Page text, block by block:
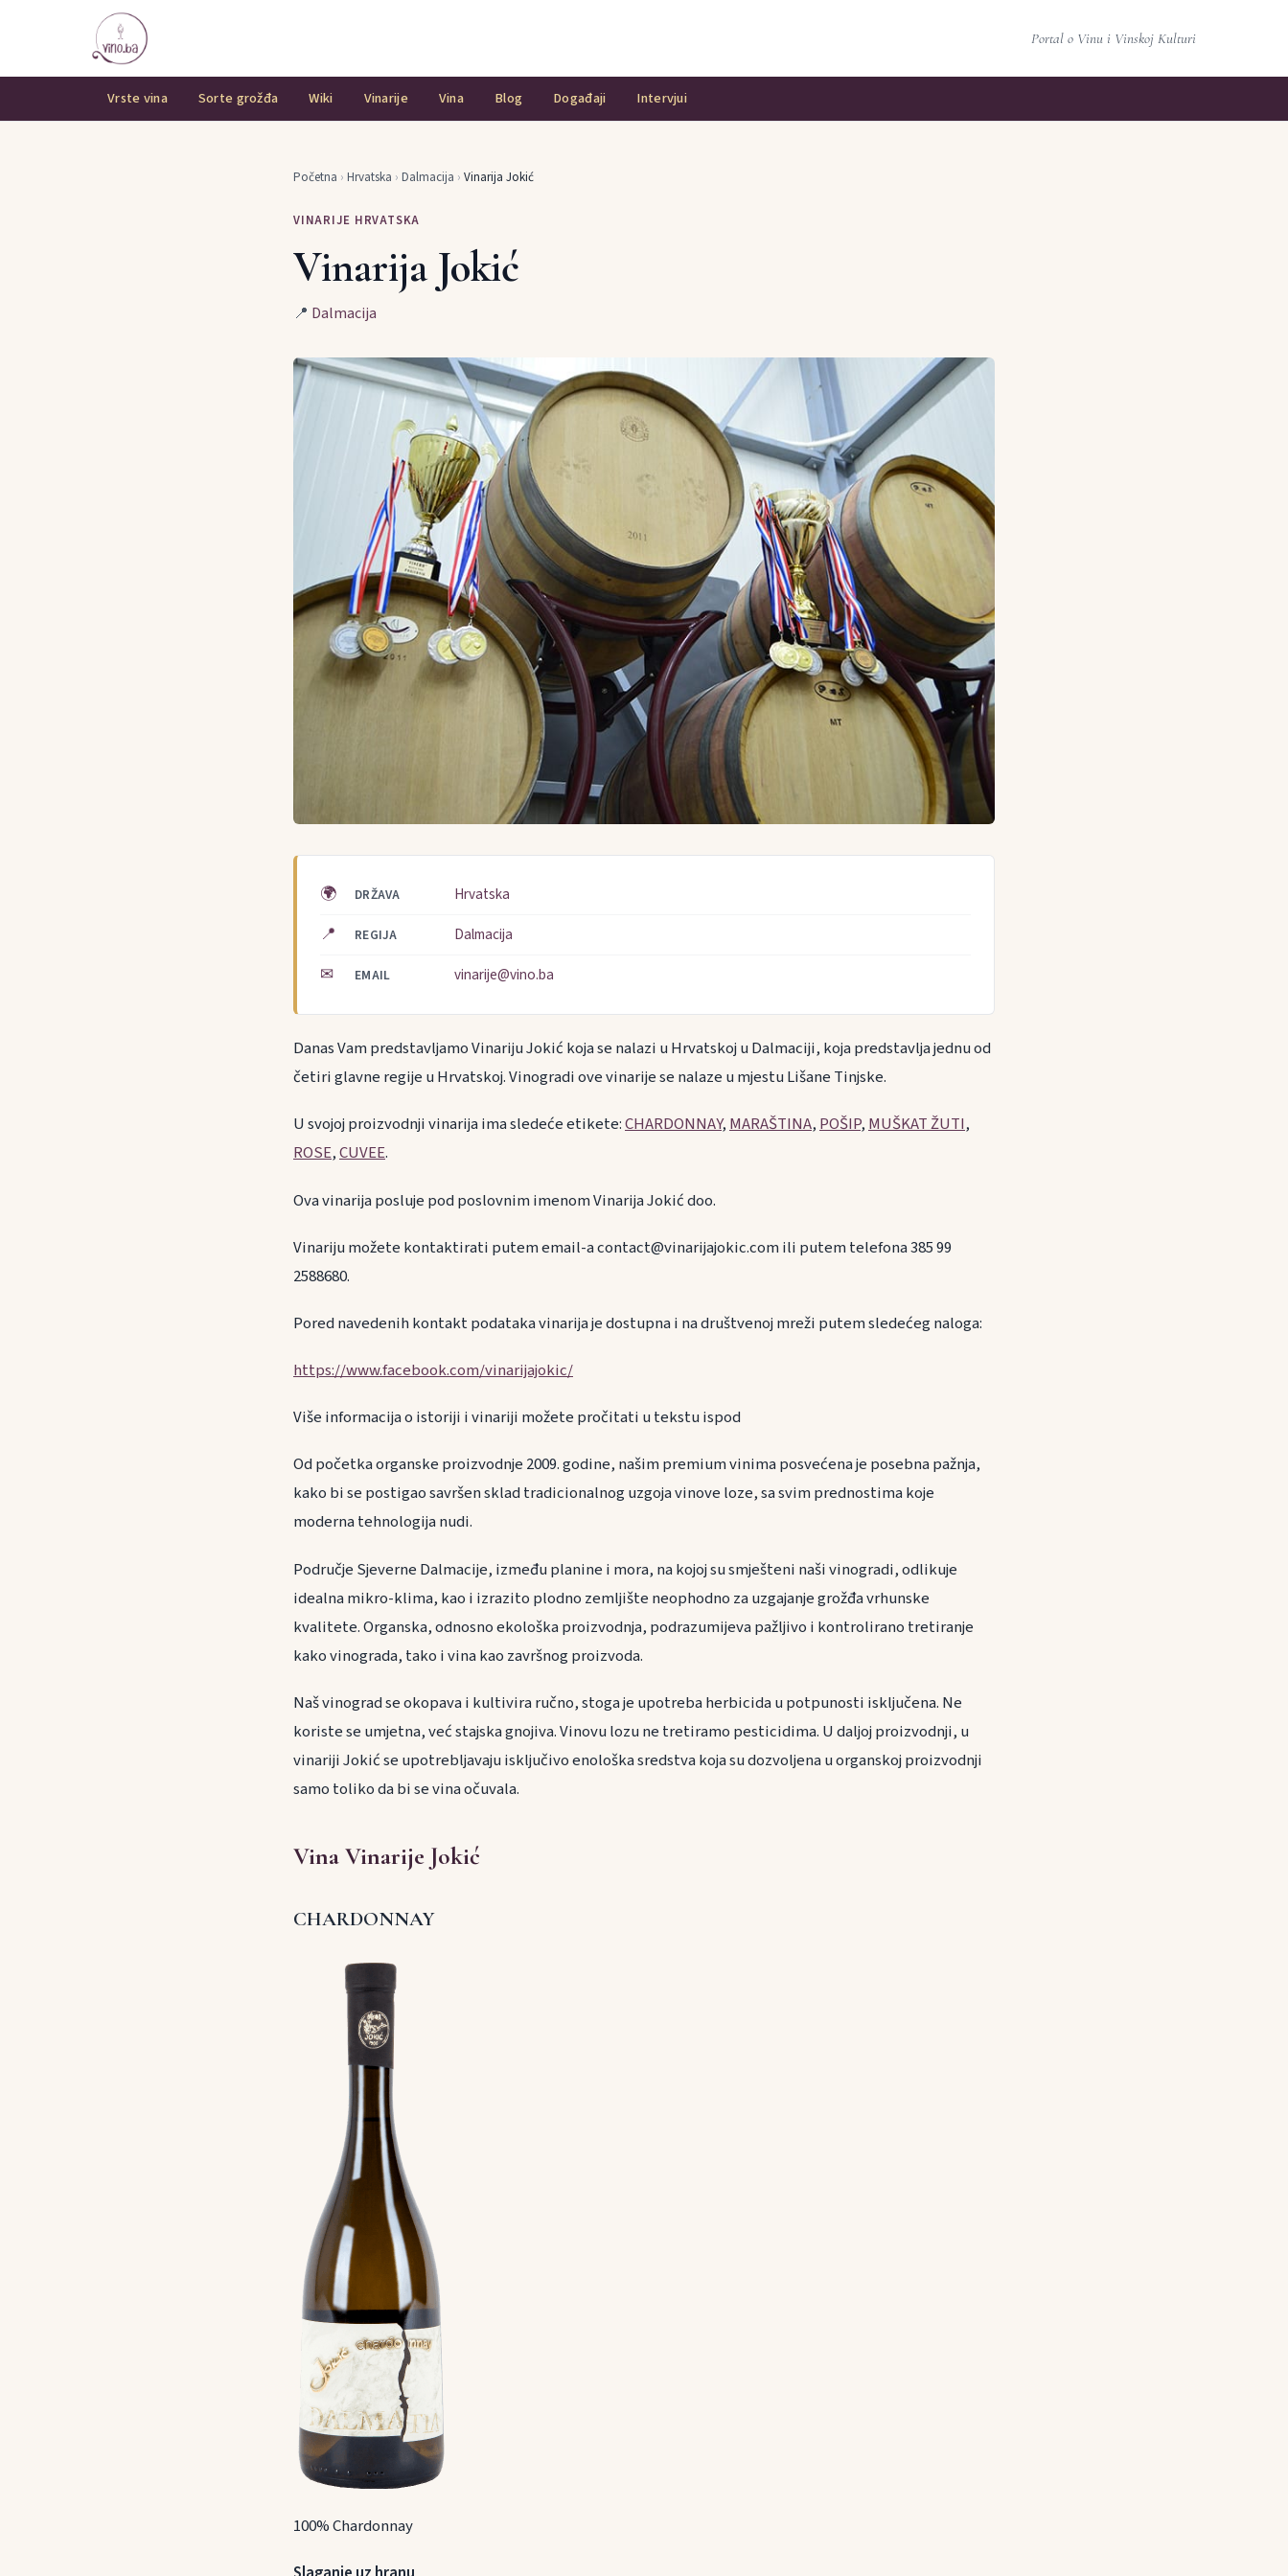
Portal o Vinu i Vinskoj Kulturi
Vrste vina Sorte grožđa Wiki Vinarije Vina Blog Događaji Intervjui
Početna › Hrvatska › Dalmacija › Vinarija Jokić
VINARIJE HRVATSKA
Vinarija Jokić
📍 Dalmacija
🌍 DRŽAVA Hrvatska
📍 REGIJA Dalmacija
✉ EMAIL vinarije@vino.ba
Danas Vam predstavljamo Vinariju Jokić koja se nalazi u Hrvatskoj u Dalmaciji, koja predstavlja jednu od
četiri glavne regije u Hrvatskoj. Vinogradi ove vinarije se nalaze u mjestu Lišane Tinjske.
U svojoj proizvodnji vinarija ima sledeće etikete:CHARDONNAY,MARAŠTINA,POŠIP,MUŠKAT ŽUTI,
ROSE,CUVEE.
Ova vinarija posluje pod poslovnim imenom Vinarija Jokić doo.
Vinariju možete kontaktirati putem email-a contact@vinarijajokic.com ili putem telefona 385 99
2588680.
Pored navedenih kontakt podataka vinarija je dostupna i na društvenoj mreži putem sledećeg naloga:
https://www.facebook.com/vinarijajokic/
Više informacija o istoriji i vinariji možete pročitati u tekstu ispod
Od početka organske proizvodnje 2009. godine, našim premium vinima posvećena je posebna pažnja,
kako bi se postigao savršen sklad tradicionalnog uzgoja vinove loze, sa svim prednostima koje
moderna tehnologija nudi.
Područje Sjeverne Dalmacije, između planine i mora, na kojoj su smješteni naši vinogradi, odlikuje
idealna mikro-klima, kao i izrazito plodno zemljište neophodno za uzgajanje grožđa vrhunske
kvalitete. Organska, odnosno ekološka proizvodnja, podrazumijeva pažljivo i kontrolirano tretiranje
kako vinograda, tako i vina kao završnog proizvoda.
Naš vinograd se okopava i kultivira ručno, stoga je upotreba herbicida u potpunosti isključena. Ne
koriste se umjetna, već stajska gnojiva. Vinovu lozu ne tretiramo pesticidima. U daljoj proizvodnji, u
vinariji Jokić se upotrebljavaju isključivo enološka sredstva koja su dozvoljena u organskoj proizvodnji
samo toliko da bi se vina očuvala.
Vina Vinarije Jokić
CHARDONNAY
100% Chardonnay